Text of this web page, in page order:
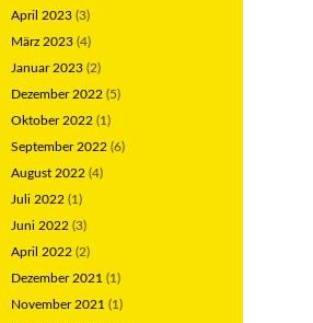
April 2023 (3)
März 2023 (4)
Januar 2023 (2)
Dezember 2022 (5)
Oktober 2022 (1)
September 2022 (6)
August 2022 (4)
Juli 2022 (1)
Juni 2022 (3)
April 2022 (2)
Dezember 2021 (1)
November 2021 (1)